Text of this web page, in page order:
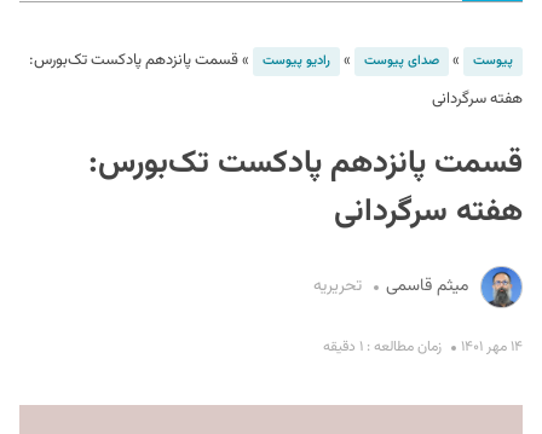
پیوست » صدای پیوست » رادیو پیوست »قسمت پانزدهم پادکست تک‌بورس:
هفته سرگردانی
قسمت پانزدهم پادکست تک‌بورس:
هفته سرگردانی
میثم قاسمی تحریریه
۱۴ مهر ۱۴۰۱ زمان مطالعه : ۱ دقیقه